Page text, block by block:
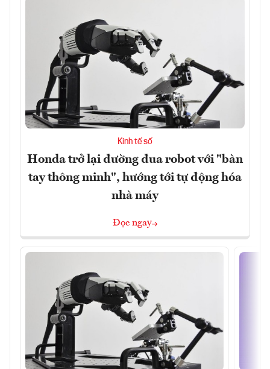
Kinh tế số
Honda trở lại đường đua robot với "bàn
tay thông minh", hướng tới tự động hóa
nhà máy
Đọc ngay